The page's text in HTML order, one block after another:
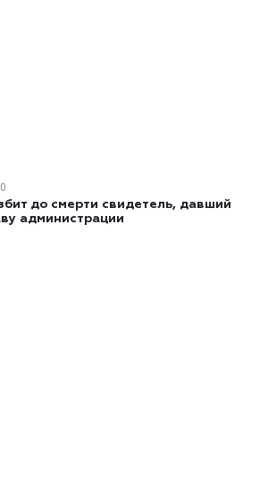
до смерти свидетель, давший
администрации